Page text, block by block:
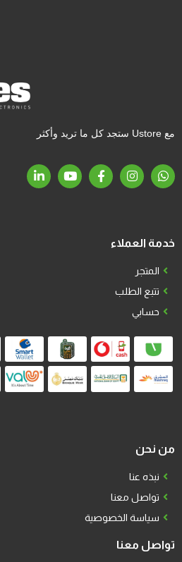
مع Ustore ستجد كل ما تريد وأكثر
خدمة العملاء
المتجر
تتبع الطلب
حسابي
من نحن
نبذه عنا
تواصل معنا
سياسة الخصوصية
تواصل معنا